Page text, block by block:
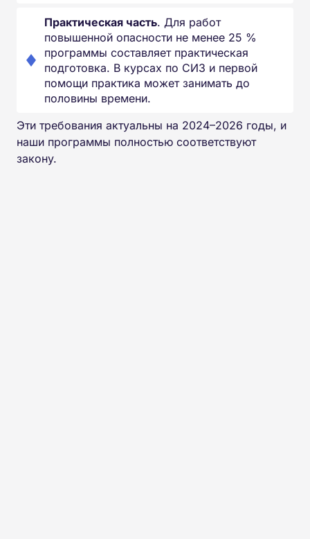
Практическая часть. Для работ
повышенной опасности не менее 25 %
программы составляет практическая
подготовка. В курсах по СИЗ и первой
помощи практика может занимать до
половины времени.
Эти требования актуальны на 2024–2026 годы, и
наши программы полностью соответствуют
закону.